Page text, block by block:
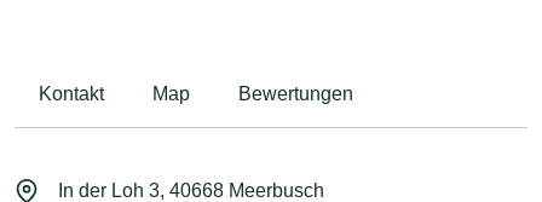
Kontakt Map Bewertungen
In der Loh 3, 40668 Meerbusch